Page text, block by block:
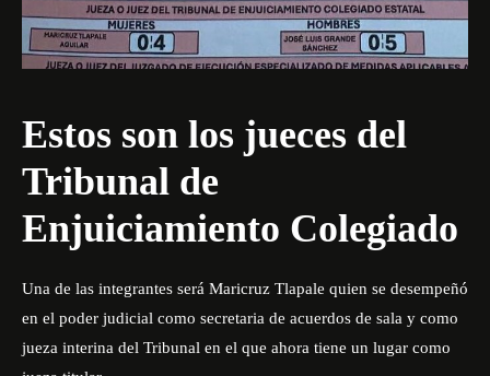
Estos son los jueces del
Tribunal de
Enjuiciamiento Colegiado
Una de las integrantes será Maricruz Tlapale quien se desempeñó
en el poder judicial como secretaria de acuerdos de sala y como
jueza interina del Tribunal en el que ahora tiene un lugar como